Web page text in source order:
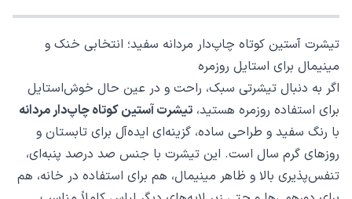
تیشرت آستین کوتاه چاپ‌دار مردانه سفید؛ انتخابی خنک و
مینیمال برای استایل روزمره
اگر به دنبال تیشرتی سبک، راحت و در عین حال خوش‌استایل
برای استفاده روزمره هستید، تیشرت آستین کوتاه چاپ‌دار مردانه
با رنگ سفید و طراحی ساده، گزینه‌ای ایده‌آل برای تابستان و
روزهای گرم سال است. این تیشرت با جنس صد درصد پنبه‌ای،
تنفس‌پذیری بالا و ظاهر مینیمال، هم برای استفاده در خانه، هم